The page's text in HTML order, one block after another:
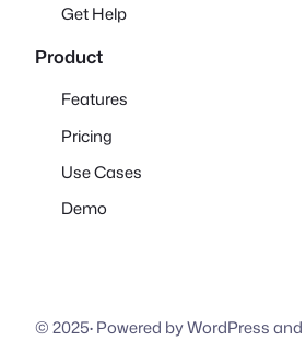
Get Help
Product
Features
Pricing
Use Cases
Demo
© 2025·Powered by WordPress and